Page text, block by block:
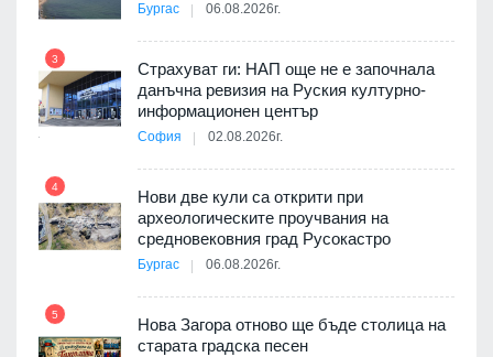
Бургас 06.08.2026г.
3
Страхуват ги: НАП още не е започнала
данъчна ревизия на Руския културно-
информационен център
София 02.08.2026г.
4
Нови две кули са открити при
археологическите проучвания на
средновековния град Русокастро
Бургас 06.08.2026г.
5
Нова Загора отново ще бъде столица на
старата градска песен